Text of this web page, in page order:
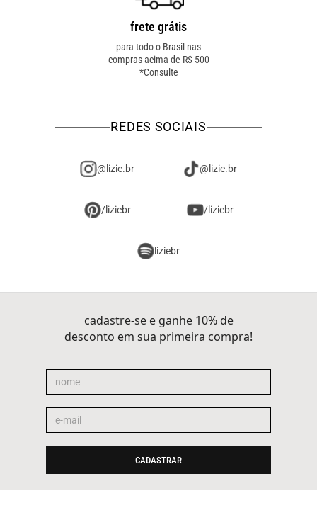
frete grátis
para todo o Brasil nas
compras acima de R$ 500
*Consulte
REDES SOCIAIS
@lizie.br @lizie.br
/liziebr /liziebr
liziebr
cadastre-se e ganhe 10% de
desconto em sua primeira compra!
CADASTRAR